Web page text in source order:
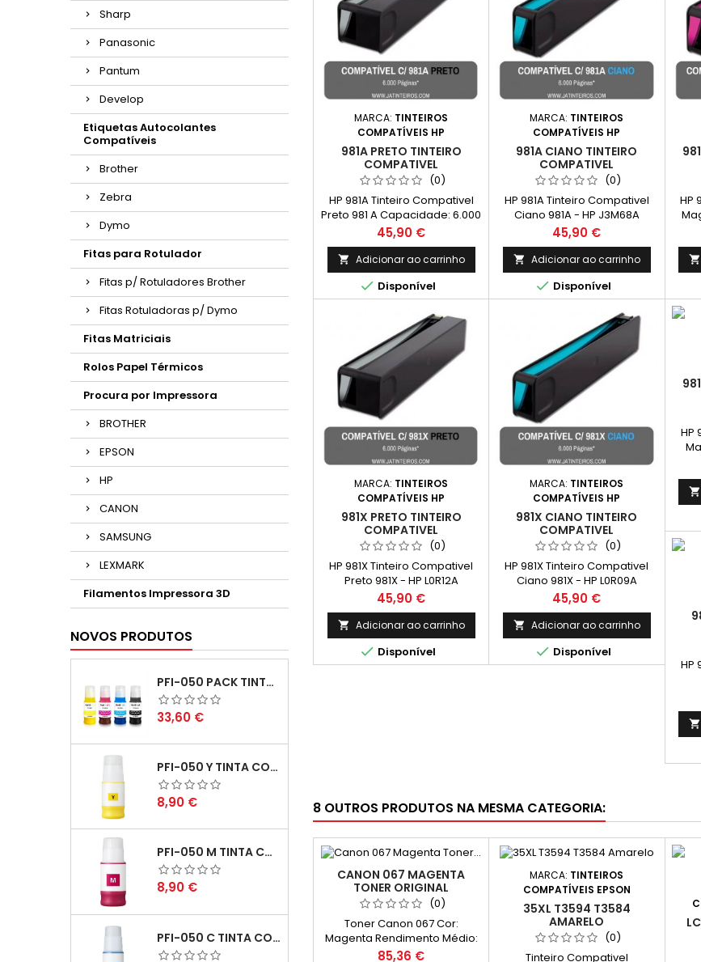
Sharp
Panasonic
Pantum
Develop
Etiquetas Autocolantes
Compatíveis
Brother
Zebra
Dymo
Fitas para Rotulador
Fitas p/ Rotuladores Brother
Fitas Rotuladoras p/ Dymo
Fitas Matriciais
Rolos Papel Térmicos
Procura por Impressora
BROTHER
EPSON
HP
CANON
SAMSUNG
LEXMARK
Filamentos Impressora 3D
NOVOS PRODUTOS
PFI-050 PACK TINTAS COMPATIVEIS
Preço
33,60 €
PFI-050 Y TINTA COMPATÍVEL AMARELO
Preço
8,90 €
PFI-050 M TINTA COMPATÍVEL MAGENTA
Preço
8,90 €
PFI-050 C TINTA COMPATÍVEL CIANO
MARCA: TINTEIROS
COMPATÍVEIS HP
981A PRETO TINTEIRO
COMPATIVEL
(0)
HP 981A Tinteiro Compativel
Preto 981 A Capacidade: 6.000
Páginas*
Preço
45,90 €
 Adicionar ao carrinho
 Disponível
MARCA: TINTEIROS
COMPATÍVEIS HP
981A CIANO TINTEIRO
COMPATIVEL
(0)
HP 981A Tinteiro Compativel
Ciano 981A - HP J3M68A
Capacidade: 6.000 Páginas*
Preço
45,90 €
 Adicionar ao carrinho
 Disponível
HP

MARCA: TINTEIROS
COMPATÍVEIS HP
981X PRETO TINTEIRO
COMPATIVEL
(0)
HP 981X Tinteiro Compativel
Preto 981X - HP L0R12A
Capacidade: 6.000 Páginas*
Preço
45,90 €
 Adicionar ao carrinho
 Disponível
MARCA: TINTEIROS
COMPATÍVEIS HP
981X CIANO TINTEIRO
COMPATIVEL
(0)
HP 981X Tinteiro Compativel
Ciano 981X - HP L0R09A
Capacidade: 6.000 Páginas*
Preço
45,90 €
 Adicionar ao carrinho
 Disponível
HP

HP

8 OUTROS PRODUTOS NA MESMA CATEGORIA:
CANON 067 MAGENTA
TONER ORIGINAL
(0)
Toner Canon 067 Cor:
Magenta Rendimento Médio:
1250 Páginas* *(Em impressão
Preço
85,36 €
MARCA: TINTEIROS
COMPATÍVEIS EPSON
35XL T3594 T3584
AMARELO
(0)
Tinteiro Compativel